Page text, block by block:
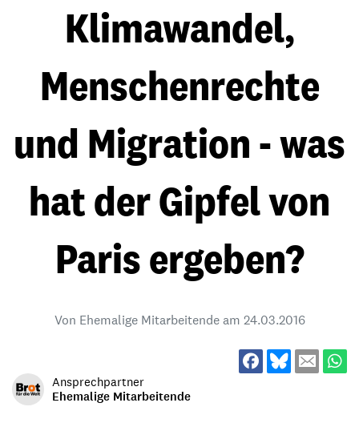
Klimawandel,
Menschenrechte
und Migration - was
hat der Gipfel von
Paris ergeben?
Von Ehemalige Mitarbeitende am 24.03.2016
Ansprechpartner
Ehemalige Mitarbeitende